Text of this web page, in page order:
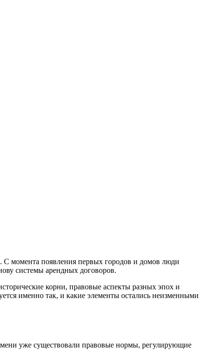
момента появления первых городов и домов люди
системы арендных договоров.
корни, правовые аспекты разных эпох и
именно так, и какие элементы остались неизменными
уже существовали правовые нормы, регулирующие